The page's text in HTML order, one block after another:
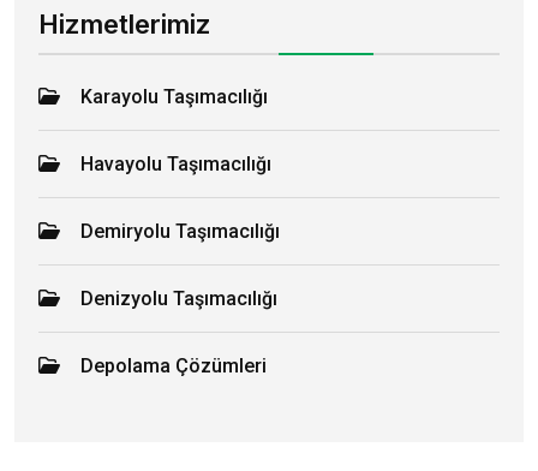
Hizmetlerimiz
Karayolu Taşımacılığı
Havayolu Taşımacılığı
Demiryolu Taşımacılığı
Denizyolu Taşımacılığı
Depolama Çözümleri